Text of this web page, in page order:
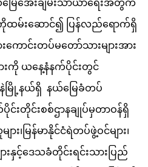
ြေအေးချမ်းသာယာရေးအတွက်
ကိုထမ်းဆောင်၍ ပြန်လည်ရောက်ရှိ
ောင်းတပ်မတော်သားများအား
းကို ယနေ့နံနက်ပိုင်းတွင်
နဲမြို့နယ်ရှိ နယ်မြေခံတပ်
းတိုင်းစစ်ဌာနချုပ်မှတာဝန်ရှိ
း၊မြန်မာနိုင်ငံရဲတပ်ဖွဲ့ဝင်များ၊
းနှင့်ဒေသခံတိုင်းရင်းသားပြည်